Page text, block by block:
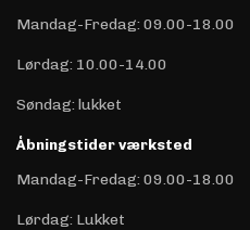
Mandag-Fredag: 09.00-18.00
Lørdag: 10.00-14.00
Søndag: lukket
Åbningstider værksted
Mandag-Fredag: 09.00-18.00
Lørdag: Lukket